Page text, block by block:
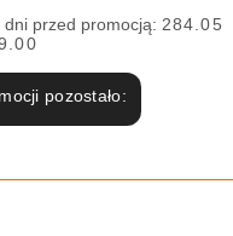
przed promocją: 284.05
pozostało: